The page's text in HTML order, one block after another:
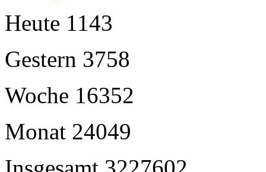
Heute 1143
Gestern 3758
Woche 16352
Monat 24049